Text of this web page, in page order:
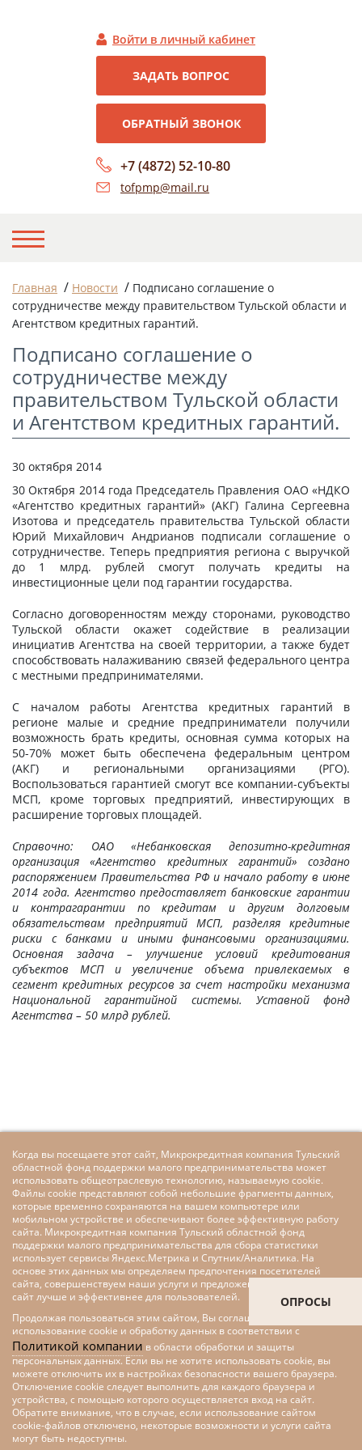
+7 (4872) 52-10-80
tofpmp@mail.ru
Войти в личный кабинет
ЗАДАТЬ ВОПРОС
ОБРАТНЫЙ ЗВОНОК
О НАС
СТАТЬИ
КАЛЬКУЛЯТОР
ДОКУМЕНТЫ
КОНТАКТЫ
Главная / Новости / Подписано соглашение о
сотрудничестве между правительством Тульской области и
Агентством кредитных гарантий.
Подписано соглашение о
сотрудничестве между
правительством Тульской области
и Агентством кредитных гарантий.
30 октября 2014
30 Октября 2014 года Председатель Правления ОАО «НДКО
«Агентство кредитных гарантий» (АКГ) Галина Сергеевна
Изотова и председатель правительства Тульской области
Юрий Михайлович Андрианов подписали соглашение о
сотрудничестве. Теперь предприятия региона с выручкой
до 1 млрд. рублей смогут получать кредиты на
инвестиционные цели под гарантии государства.
Согласно договоренностям между сторонами, руководство
Тульской области окажет содействие в реализации
инициатив Агентства на своей территории, а также будет
способствовать налаживанию связей федерального центра
с местными предпринимателями.
С началом работы Агентства кредитных гарантий в
регионе малые и средние предприниматели получили
возможность брать кредиты, основная сумма которых на
50-70% может быть обеспечена федеральным центром
(АКГ) и региональными организациями (РГО).
Воспользоваться гарантией смогут все компании-субъекты
МСП, кроме торговых предприятий, инвестирующих в
расширение торговых площадей.
Справочно: ОАО «Небанковская депозитно-кредитная
организация «Агентство кредитных гарантий» создано
распоряжением Правительства РФ и начало работу в июне
2014 года. Агентство предоставляет банковские гарантии
и контрагарантии по кредитам и другим долговым
обязательствам предприятий МСП, разделяя кредитные
риски с банками и иными финансовыми организациями.
Основная задача – улучшение условий кредитования
субъектов МСП и увеличение объема привлекаемых в
сегмент кредитных ресурсов за счет настройки механизма
Национальной гарантийной системы. Уставной фонд
Агентства – 50 млрд рублей.
Меры поддержки малого и
ОПРОСЫ
Когда вы посещаете этот сайт, Микрокредитная компания Тульский
областной фонд поддержки малого предпринимательства может
использовать общеотраслевую технологию, называемую cookie.
Файлы cookie представляют собой небольшие фрагменты данных,
которые временно сохраняются на вашем компьютере или
мобильном устройстве и обеспечивают более эффективную работу
сайта. Микрокредитная компания Тульский областной фонд
поддержки малого предпринимательства для сбора статистики
использует сервисы Яндекс.Метрика и Спутник/Аналитика. На
основе этих данных мы определяем предпочтения посетителей
сайта, совершенствуем наши услуги и предложения, делаем наш
сайт лучше и эффективнее для пользователей.
Продолжая пользоваться этим сайтом, Вы соглашаетесь на
использование cookie и обработку данных в соответствии с
Политикой компании в области обработки и защиты
персональных данных. Если вы не хотите использовать cookie, вы
можете отключить их в настройках безопасности вашего браузера.
Отключение cookie следует выполнить для каждого браузера и
устройства, с помощью которого осуществляется вход на сайт.
Обратите внимание, что в случае, если использование сайтом
cookie-файлов отключено, некоторые возможности и услуги сайта
могут быть недоступны.